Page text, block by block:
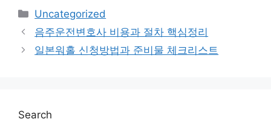
Categories
Uncategorized
음주운전변호사 비용과 절차 핵심정리
일본워홀 신청방법과 준비물 체크리스트
Search